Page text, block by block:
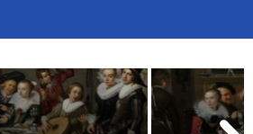
SUBSCRIBE
EDUCATIONAL LICENSES